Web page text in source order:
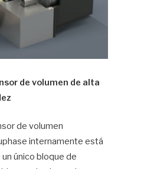
de volumen de alta
de volumen
internamente está
único bloque de